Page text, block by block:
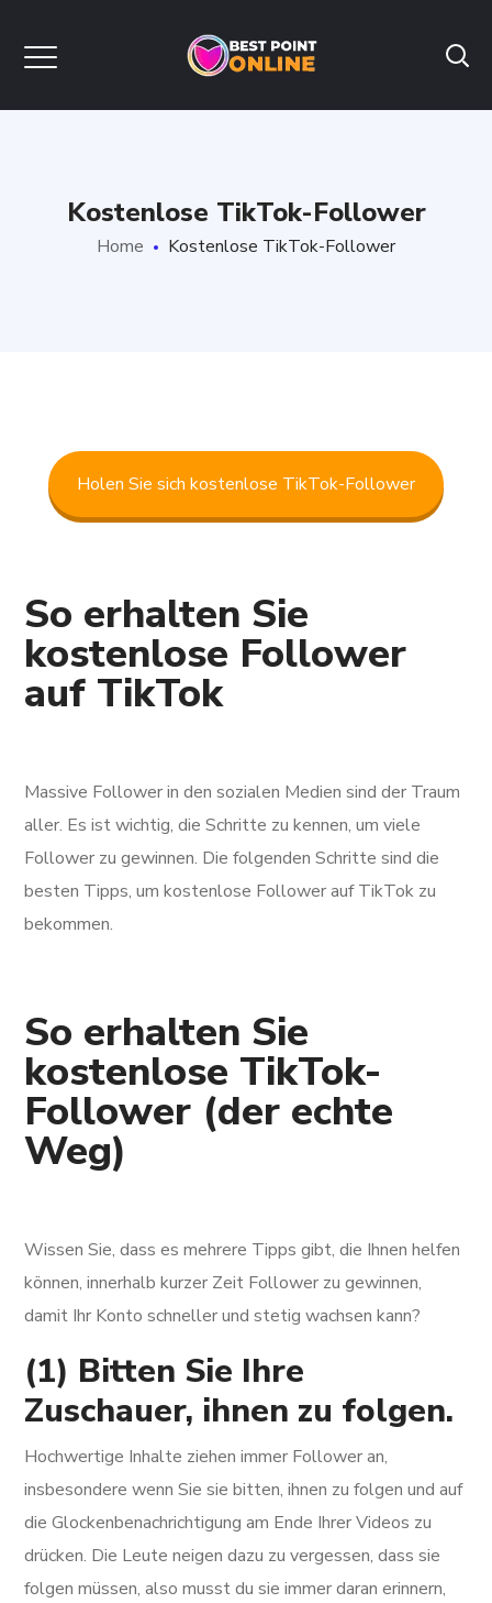
Kostenlose TikTok-Follower
Home Kostenlose TikTok-Follower
Holen Sie sich kostenlose TikTok-Follower
So erhalten Sie
kostenlose Follower
auf TikTok
Massive Follower in den sozialen Medien sind der Traum
aller. Es ist wichtig, die Schritte zu kennen, um viele
Follower zu gewinnen. Die folgenden Schritte sind die
besten Tipps, um kostenlose Follower auf TikTok zu
bekommen.
So erhalten Sie
kostenlose TikTok-
Follower (der echte
Weg)
Wissen Sie, dass es mehrere Tipps gibt, die Ihnen helfen
können, innerhalb kurzer Zeit Follower zu gewinnen,
damit Ihr Konto schneller und stetig wachsen kann?
(1) Bitten Sie Ihre
Zuschauer, ihnen zu folgen.
Hochwertige Inhalte ziehen immer Follower an,
insbesondere wenn Sie sie bitten, ihnen zu folgen und auf
die Glockenbenachrichtigung am Ende Ihrer Videos zu
drücken. Die Leute neigen dazu zu vergessen, dass sie
folgen müssen, also musst du sie immer daran erinnern,